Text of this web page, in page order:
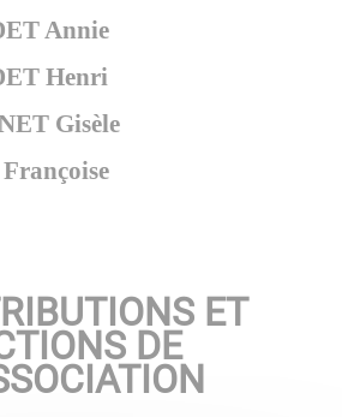
Annie
Henri
Gisèle
ET
DE